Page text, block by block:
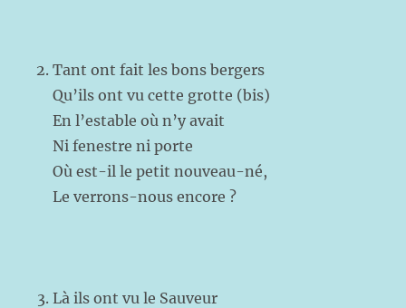
Tant ont fait les bons bergers
Qu’ils ont vu cette grotte (bis)
En l’estable où n’y avait
Ni fenestre ni porte
Où est-il le petit nouveau-né,
Le verrons-nous encore ?
Là ils ont vu le Sauveur